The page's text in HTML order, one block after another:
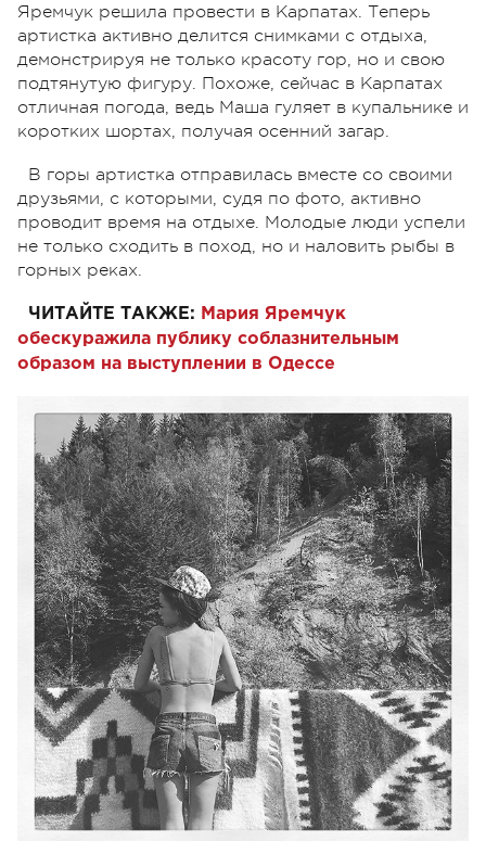
Яремчук решила провести в Карпатах. Теперь
артистка активно делится снимками с отдыха,
демонстрируя не только красоту гор, но и свою
подтянутую фигуру. Похоже, сейчас в Карпатах
отличная погода, ведь Маша гуляет в купальнике и
коротких шортах, получая осенний загар.
В горы артистка отправилась вместе со своими
друзьями, с которыми, судя по фото, активно
проводит время на отдыхе. Молодые люди успели
не только сходить в поход, но и наловить рыбы в
горных реках.
ЧИТАЙТЕ ТАКЖЕ: Мария Яремчук
обескуражила публику соблазнительным
образом на выступлении в Одессе